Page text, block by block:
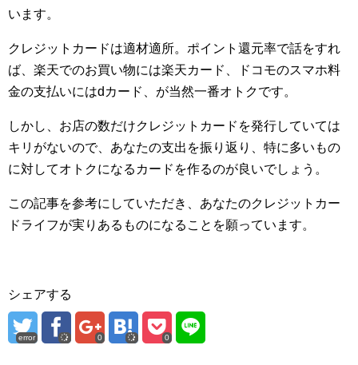
います。
クレジットカードは適材適所。ポイント還元率で話をすれ
ば、楽天でのお買い物には楽天カード、ドコモのスマホ料
金の支払いにはdカード、が当然一番オトクです。
しかし、お店の数だけクレジットカードを発行していては
キリがないので、あなたの支出を振り返り、特に多いもの
に対してオトクになるカードを作るのが良いでしょう。
この記事を参考にしていただき、あなたのクレジットカー
ドライフが実りあるものになることを願っています。
シェアする
error 0 0